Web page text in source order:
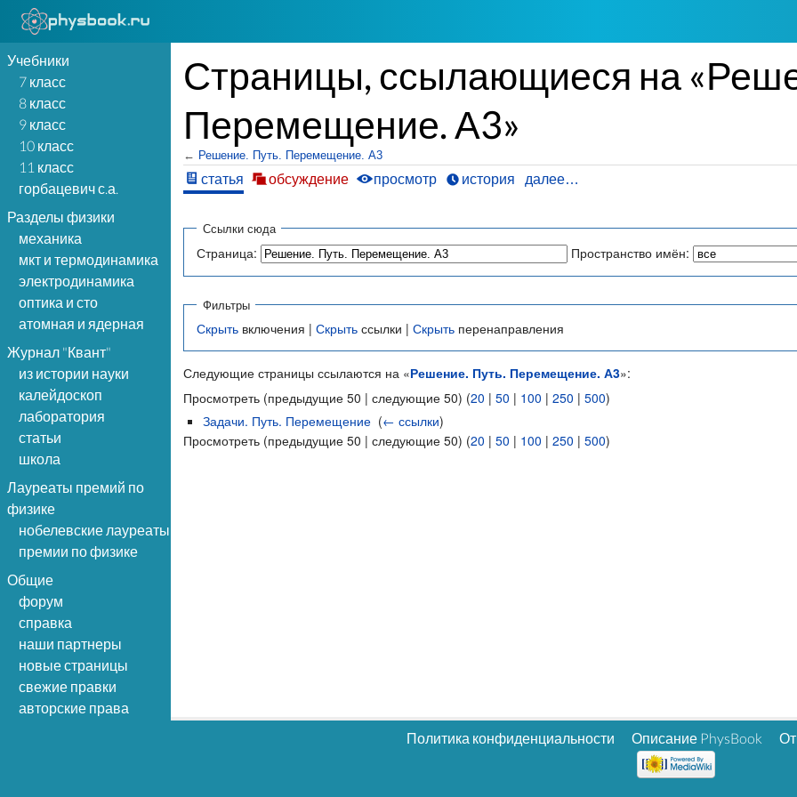
Учебники
7 класс
8 класс
9 класс
10 класс
11 класс
горбацевич с.а.
Разделы физики
механика
мкт и термодинамика
электродинамика
оптика и сто
атомная и ядерная
Журнал "Квант"
из истории науки
калейдоскоп
лаборатория
статьи
школа
Лауреаты премий по
физике
нобелевские лауреаты
премии по физике
Общие
форум
справка
наши партнеры
новые страницы
свежие правки
авторские права
Страницы, ссылающиеся на
Перемещение. А3»
← Решение. Путь. Перемещение. А3
статья обсуждение просмотр история далее…
Ссылки сюда
Страница: Пространство имён:
Фильтры
Скрыть включения | Скрыть ссылки | Скрыть перенаправления
Следующие страницы ссылаются на «Решение. Путь. Перемещение. А3»:
Просмотреть (предыдущие 50 | следующие 50) (20 | 50 | 100 | 250 | 500)
Задачи. Путь. Перемещение (← ссылки)
Просмотреть (предыдущие 50 | следующие 50) (20 | 50 | 100 | 250 | 500)
Политика конфиденциальности Описание PhysBook